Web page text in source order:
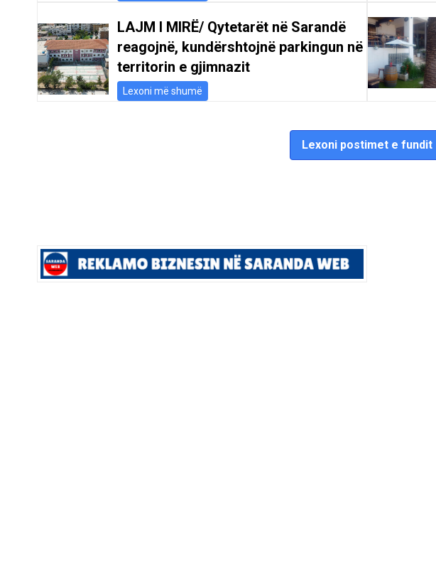
LAJM I MIRË/ Qytetarët në Sarandë
reagojnë, kundërshtojnë parkingun në
territorin e gjimnazit
Lexoni më shumë
Lexoni postimet e fundit